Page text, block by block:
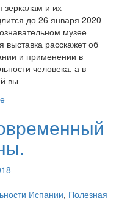
зеркалам и их
до 26 января 2020
музее
расскажет об
и применении в
человека, а в
вы
Испании, Полезная